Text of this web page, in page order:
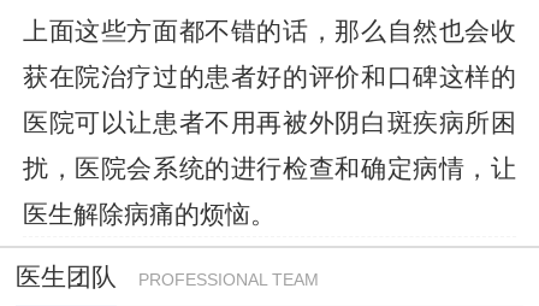
上面这些方面都不错的话，那么自然也会收
获在院治疗过的患者好的评价和口碑这样的
医院可以让患者不用再被外阴白斑疾病所困
扰，医院会系统的进行检查和确定病情，让
医生解除病痛的烦恼。
医生团队 PROFESSIONAL TEAM